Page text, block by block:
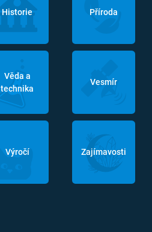
Historie Příroda
Věda a
technika
Vesmír
Výročí Zajímavosti